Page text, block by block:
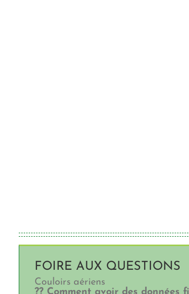
FOIRE AUX QUESTIONS
Couloirs aériens